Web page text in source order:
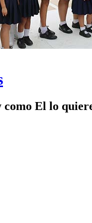
como El lo